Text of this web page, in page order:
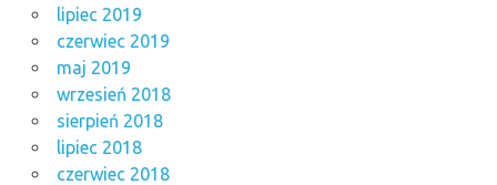
lipiec 2019
czerwiec 2019
maj 2019
wrzesień 2018
sierpień 2018
lipiec 2018
czerwiec 2018